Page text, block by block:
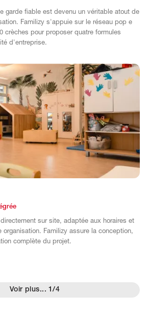
garde fiable est devenu un véritable atout de
Familizy s'appuie sur le réseau pop e
crèches pour proposer quatre formules
d'entreprise.
sur site, adaptée aux horaires et
organisation. Familizy assure la conception,
complète du projet.
Voir plus... 1/4